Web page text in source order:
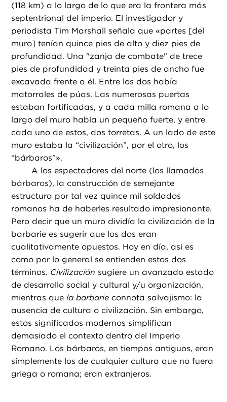
(118 km) a lo largo de lo que era la frontera más
septentrional del imperio. El investigador y
periodista Tim Marshall señala que «partes [del
muro] tenían quince pies de alto y diez pies de
profundidad. Una "zanja de combate" de trece
pies de profundidad y treinta pies de ancho fue
excavada frente a él. Entre los dos había
matorrales de púas. Las numerosas puertas
estaban fortificadas, y a cada milla romana a lo
largo del muro había un pequeño fuerte, y entre
cada uno de estos, dos torretas. A un lado de este
muro estaba la “civilización”, por el otro, los
“bárbaros”».
A los espectadores del norte (los llamados
bárbaros), la construcción de semejante
estructura por tal vez quince mil soldados
romanos ha de haberles resultado impresionante.
Pero decir que un muro dividía la civilización de la
barbarie es sugerir que los dos eran
cualitativamente opuestos. Hoy en día, así es
como por lo general se entienden estos dos
términos. Civilización sugiere un avanzado estado
de desarrollo social y cultural y/u organización,
mientras quela barbarie connota salvajismo: la
ausencia de cultura o civilización. Sin embargo,
estos significados modernos simplifican
demasiado el contexto dentro del Imperio
Romano. Los bárbaros, en tiempos antiguos, eran
simplemente los de cualquier cultura que no fuera
griega o romana; eran extranjeros.